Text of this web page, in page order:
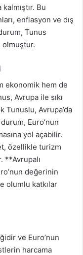
Bu
enflasyon ve dış
Tunus
olmuştur.
ekonomik hem de
Avrupa ile sıkı
Avrupa’da
Euro’nun
yol açabilir.
özellikle turizm
**Avrupalı
değerinin
olumlu katkılar
ve Euro’nun
harcama